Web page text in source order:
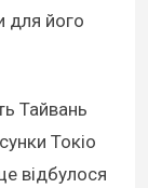
для його
Тайвань
Токіо
відбулося